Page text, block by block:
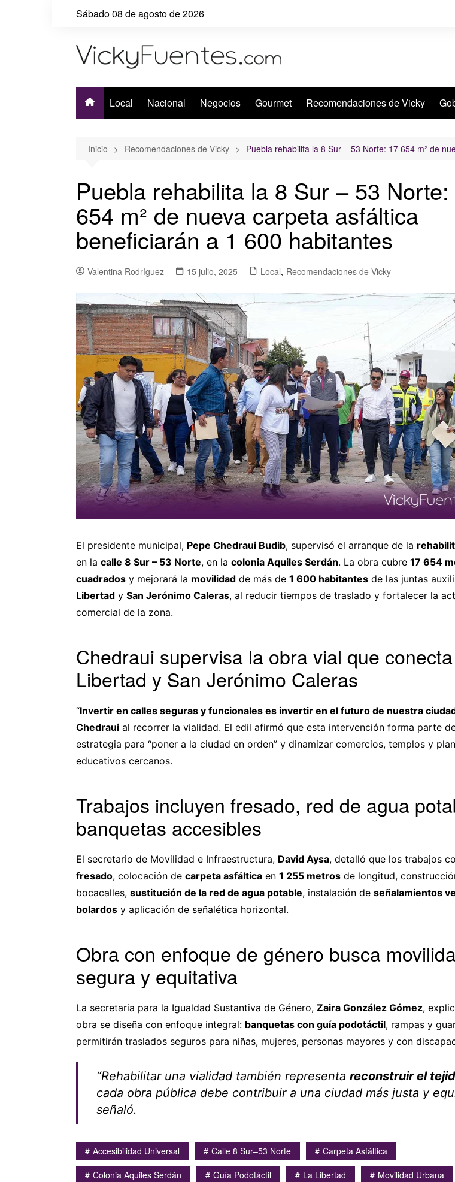
Sábado 08 de agosto de 2026
Local Nacional Negocios Gourmet Recomendaciones de Vicky
Inicio Recomendaciones de Vicky Puebla rehabilita la 8 Sur – 53 Norte: 17 654 m² de
Puebla rehabilita la 8 Sur – 53
654 m² de nueva carpeta asfáltica
beneficiarán a 1 600 habitantes
Valentina Rodríguez 15 julio, 2025 Local, Recomendaciones de Vicky
El presidente municipal, Pepe Chedraui Budib, supervisó el arranque de la
en la calle 8 Sur – 53 Norte, en la colonia Aquiles Serdán. La obra cubre 17 654
cuadrados y mejorará la movilidad de más de 1 600 habitantes de las juntas
Libertad y San Jerónimo Caleras, al reducir tiempos de traslado y fortalecer la
comercial de la zona.
Chedraui supervisa la obra vial que
Libertad y San Jerónimo Caleras
“Invertir en calles seguras y funcionales es invertir en el futuro de nuestra
Chedraui al recorrer la vialidad. El edil afirmó que esta intervención forma parte
estrategia para “poner a la ciudad en orden” y dinamizar comercios, templos y
educativos cercanos.
Trabajos incluyen fresado, red de agua
banquetas accesibles
El secretario de Movilidad e Infraestructura, David Aysa, detalló que los trabajos
fresado, colocación de carpeta asfáltica en 1 255 metros de longitud,
bocacalles, sustitución de la red de agua potable, instalación de señalamientos
bolardos y aplicación de señalética horizontal.
Obra con enfoque de género busca
segura y equitativa
La secretaria para la Igualdad Sustantiva de Género, Zaira González Gómez,
obra se diseña con enfoque integral: banquetas con guía podotáctil, rampas y
permitirán traslados seguros para niñas, mujeres, personas mayores y con
“Rehabilitar una vialidad también representa reconstruir el
cada obra pública debe contribuir a una ciudad más justa y
señaló.
Accesibilidad Universal Calle 8 Sur–53 Norte
Carpeta Asfáltica
Colonia Aquiles Serdán
Guía Podotáctil La Libertad
Movilidad Urbana